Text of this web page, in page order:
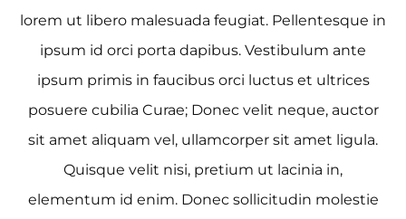
lorem ut libero malesuada feugiat. Pellentesque in
ipsum id orci porta dapibus. Vestibulum ante
ipsum primis in faucibus orci luctus et ultrices
posuere cubilia Curae; Donec velit neque, auctor
sit amet aliquam vel, ullamcorper sit amet ligula.
Quisque velit nisi, pretium ut lacinia in,
elementum id enim. Donec sollicitudin molestie